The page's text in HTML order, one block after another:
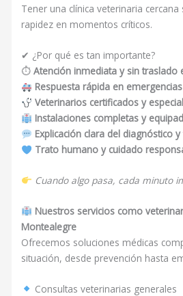
Tener una clínica veterinaria
rapidez en momentos críticos.
✔ ¿Por qué es tan importante?
⏱Atención inmediata y sin traslado
Respuesta rápida en emergencias
Veterinarios certificados y
Instalaciones completas y
Explicación clara del diagnóstico
Trato humano y cuidado
Cuando algo pasa, cada minuto
Nuestros servicios como
Montealegre
Ofrecemos soluciones médicas
situación, desde prevención hasta
Consultas veterinarias generales